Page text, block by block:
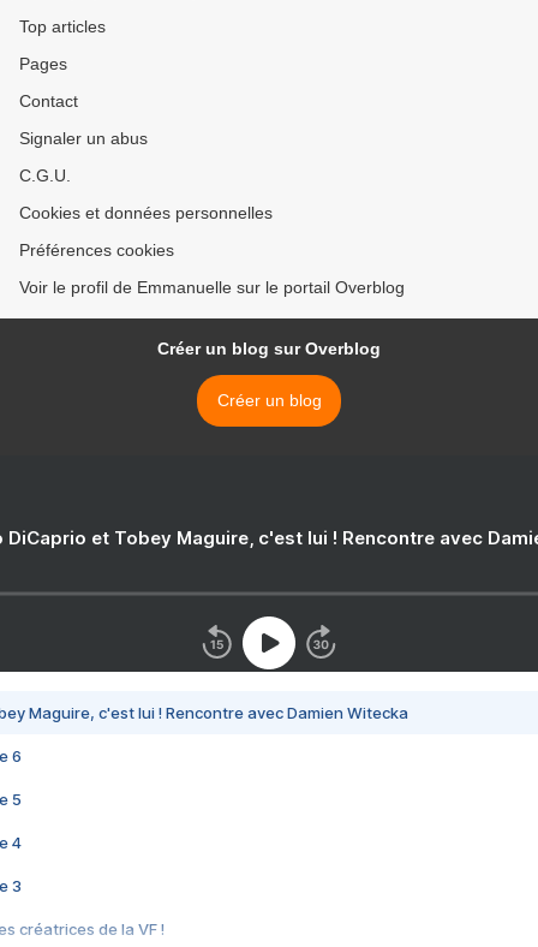
Top articles
Pages
Contact
Signaler un abus
C.G.U.
Cookies et données personnelles
Préférences cookies
Voir le profil de Emmanuelle sur le portail Overblog
Créer un blog sur Overblog
Créer un blog
DiCaprio et Tobey Maguire, c'est lui ! Rencontre avec
Maguire, c'est lui ! Rencontre avec Damien Witecka
6
5
4
3
créatrices de la VF !